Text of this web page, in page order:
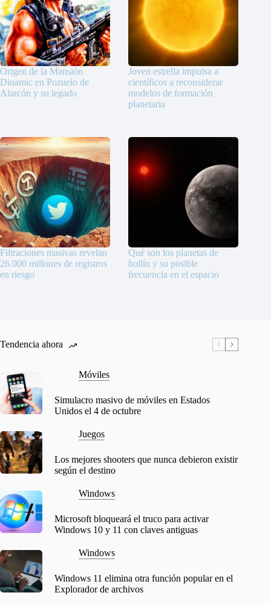
Origen de la Mansión
Dinamic en Pozuelo de
Alarcón y su legado
Joven estrella impulsa a
científicos a reconsiderar
modelos de formación
planetaria
Filtraciones masivas revelan
26.000 millones de registros
en riesgo
Qué son los planetas de
hollín y su posible
frecuencia en el espacio
Tendencia ahora
Móviles
Simulacro masivo de móviles en Estados
Unidos el 4 de octubre
Juegos
Los mejores shooters que nunca debieron existir
según el destino
Windows
Microsoft bloqueará el truco para activar
Windows 10 y 11 con claves antiguas
Windows
Windows 11 elimina otra función popular en el
Explorador de archivos